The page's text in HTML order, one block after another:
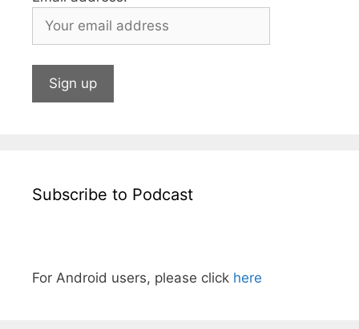
Subscribe to Podcast
For Android users, please click here